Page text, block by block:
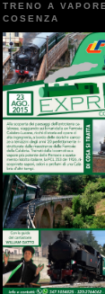
stanotte
TRENO A
COSENZA